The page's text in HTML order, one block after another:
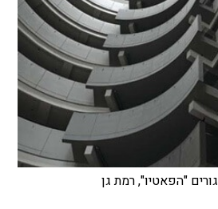
"הפאטיו", רמת גן